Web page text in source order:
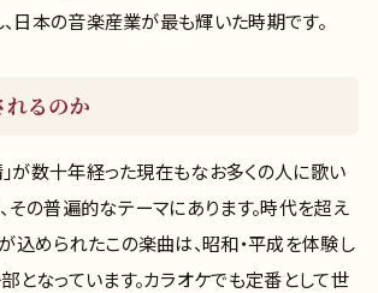
日本の音楽産業が最も輝いた時期です。
れるのか
が数十年経った現在もなお多くの人に歌い
その普遍的なテーマにあります。時代を超え
込められたこの楽曲は、昭和・平成を体験し
となっています。カラオケでも定番として世